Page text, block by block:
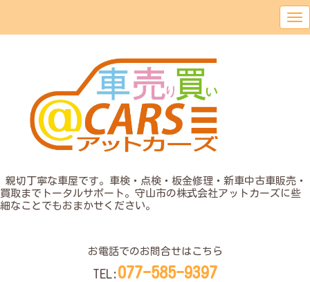
親切丁寧な車屋です。車検・点検・板金修理・新車中古車販売・
買取までトータルサポート。守山市の株式会社アットカーズに些
細なことでもおまかせください。
お電話でのお問合せはこちら
TEL: 077-585-9397